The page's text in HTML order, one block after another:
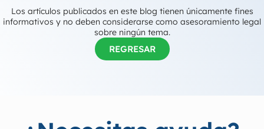
Los artículos publicados en este blog tienen únicamente fines
informativos y no deben considerarse como asesoramiento legal
sobre ningún tema.
REGRESAR